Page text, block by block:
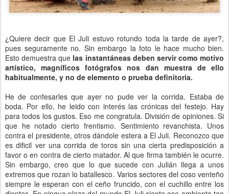
¿Quiere decir que El Juli estuvo rotundo toda la tarde de ayer?,
pues seguramente no. Sin embargo la foto le hace mucho bien.
Esto demuestra que las instantáneas deben servir como motivo
artístico, magníficos fotógrafos nos dan muestra de ello
habitualmente, y no de elemento o prueba definitoria.
He de confesarles que ayer no pude ver la corrida. Estaba de
boda. Por ello, he leido con interés las crónicas del festejo. Hay
para todos los gustos. Eso me congratula. División de opiniones. Si
que he notado cierto frentismo. Sentimiento revanchista. Unos
contra el presidente, otros dándole estera a El Juli. Reconozco que
es dificil ver una corrida de toros sin una cierta predisposición a
favor o en contra de cierto matador. Al que firma también le ocurre.
Sin embargo, creo que lo que sucede con Julián llega a unos
extremos que rozan lo batallesco. Varios sectores del coso venteño
siempre le esperan con el ceño fruncido, con el cuchillo entre los